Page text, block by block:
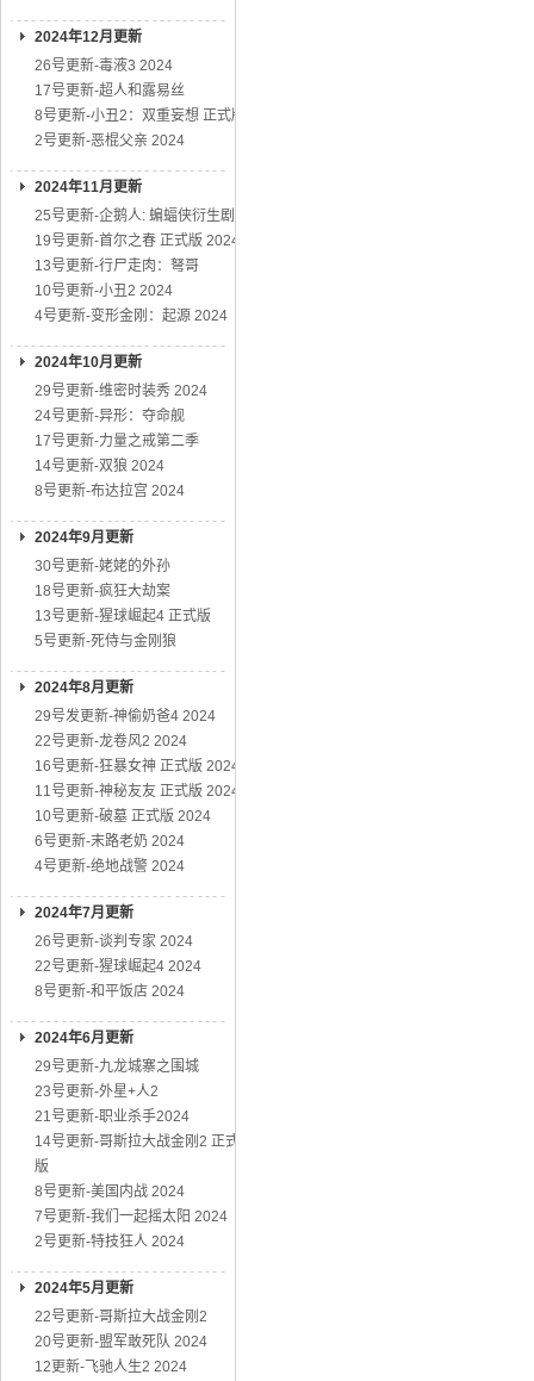
2024年12月更新
26号更新-毒液3 2024
17号更新-超人和露易丝
8号更新-小丑2：双重妄想 正式版
2号更新-恶棍父亲 2024
2024年11月更新
25号更新-企鹅人: 蝙蝠侠衍生剧
19号更新-首尔之春 正式版 2024
13号更新-行尸走肉：弩哥
10号更新-小丑2 2024
4号更新-变形金刚：起源 2024
2024年10月更新
29号更新-维密时装秀 2024
24号更新-异形：夺命舰
17号更新-力量之戒第二季
14号更新-双狼 2024
8号更新-布达拉宫 2024
2024年9月更新
30号更新-姥姥的外孙
18号更新-疯狂大劫案
13号更新-猩球崛起4 正式版
5号更新-死侍与金刚狼
2024年8月更新
29号发更新-神偷奶爸4 2024
22号更新-龙卷风2 2024
16号更新-狂暴女神 正式版 2024
11号更新-神秘友友 正式版 2024
10号更新-破墓 正式版 2024
6号更新-末路老奶 2024
4号更新-绝地战警 2024
2024年7月更新
26号更新-谈判专家 2024
22号更新-猩球崛起4 2024
8号更新-和平饭店 2024
2024年6月更新
29号更新-九龙城寨之围城
23号更新-外星+人2
21号更新-职业杀手2024
14号更新-哥斯拉大战金刚2 正式
版
8号更新-美国内战 2024
7号更新-我们一起摇太阳 2024
2号更新-特技狂人 2024
2024年5月更新
22号更新-哥斯拉大战金刚2
20号更新-盟军敢死队 2024
12更新-飞驰人生2 2024